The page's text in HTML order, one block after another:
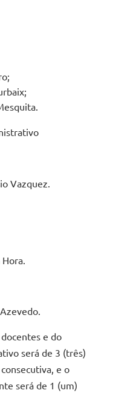
Vazquez.
e do
será de 3 (três)
e o
será de 1 (um)